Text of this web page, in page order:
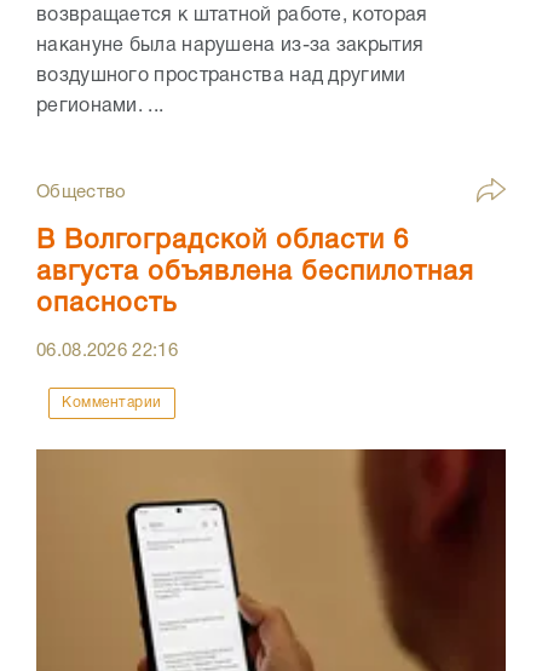
возвращается к штатной работе, которая
накануне была нарушена из-за закрытия
воздушного пространства над другими
регионами. ...
Общество
В Волгоградской области 6
августа объявлена беспилотная
опасность
06.08.202622:16
Комментарии